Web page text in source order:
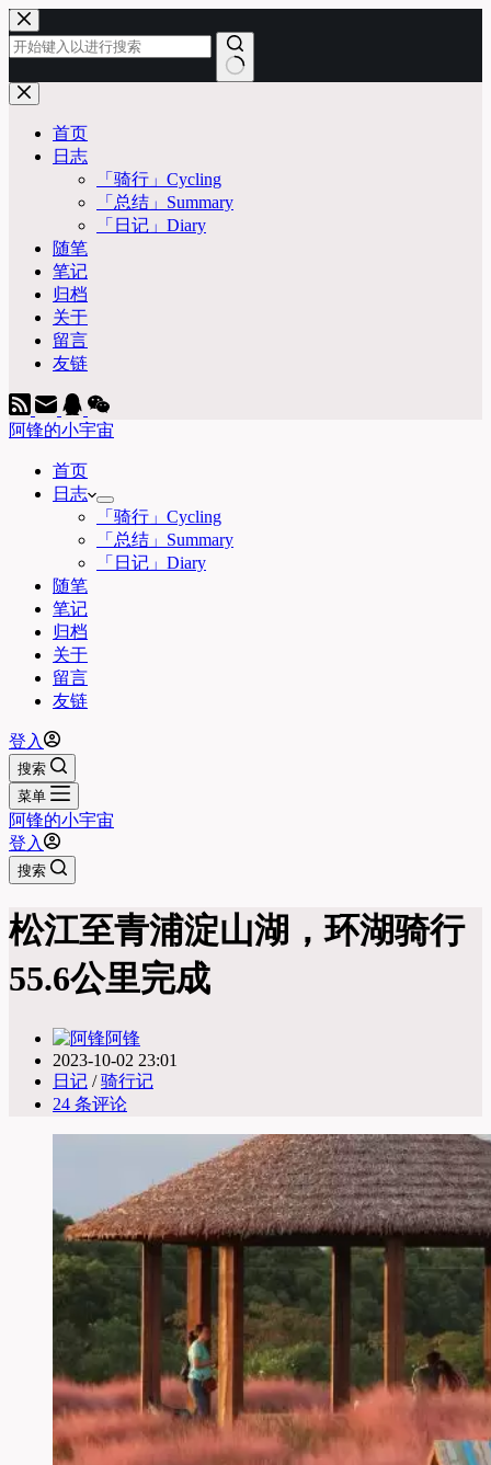
跳
至
内
容
无
首页
日志
「骑行」Cycling
「总结」Summary
「日记」Diary
随笔
笔记
归档
关于
留言
友链
阿锋的小宇宙
首页
日志
「骑行」Cycling
「总结」Summary
「日记」Diary
随笔
笔记
归档
关于
留言
友链
登入
搜索
菜单
阿锋的小宇宙
登入
搜索
松江至青浦淀山湖，环湖骑行
55.6公里完成
阿锋
2023-10-02 23:01
日记 /骑行记
24 条评论